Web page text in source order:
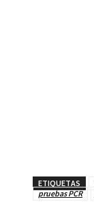
ETIQUETAS
pruebas PCR